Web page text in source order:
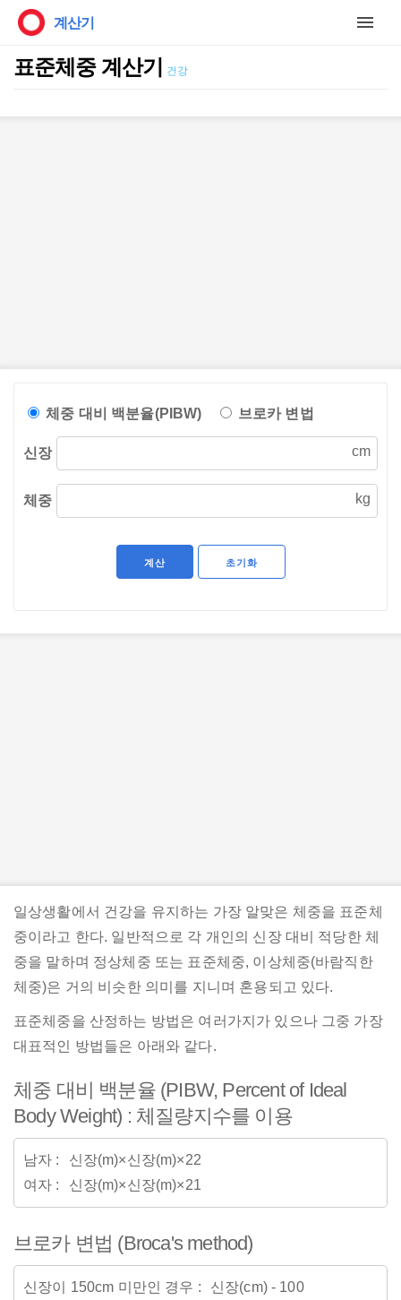
계산기
표준체중 계산기 건강
계산기
표준체중 계산기
체중 대비 백분율(PIBW) 브로카 변법
신장
체중
가이드
일상생활에서 건강을 유지하는 가장 알맞은 체중을 표준체
중이라고 한다. 일반적으로 각 개인의 신장 대비 적당한 체
중을 말하며 정상체중 또는 표준체중, 이상체중(바람직한
체중)은 거의 비슷한 의미를 지니며 혼용되고 있다.
표준체중을 산정하는 방법은 여러가지가 있으나 그중 가장
대표적인 방법들은 아래와 같다.
체중 대비 백분율 (PIBW, Percent of Ideal
Body Weight) : 체질량지수를 이용
남자
신장(m)×신장(m)×22
여자
신장(m)×신장(m)×21
브로카 변법 (Broca's method)
신장이 150cm 미만인 경우
신장(cm) - 100